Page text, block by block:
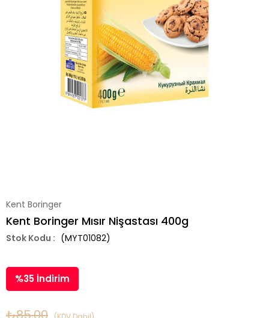
Kent Boringer
Kent Boringer Mısır Nişastası 400g
(MYT01082)
%35 İndirim